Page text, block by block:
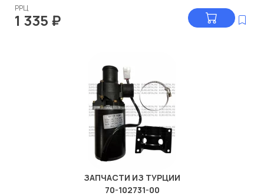
РРЦ
1 335 ₽
ЗАПЧАСТИ ИЗ ТУРЦИИ
70-102731-00